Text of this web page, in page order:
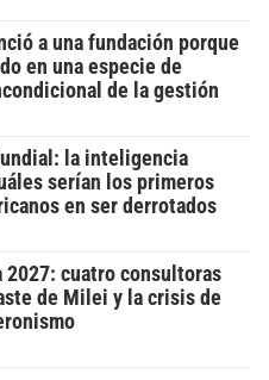
a una fundación porque
en una especie de
de la gestión
la inteligencia
serían los primeros
en ser derrotados
2027: cuatro consultoras
de Milei y la crisis de